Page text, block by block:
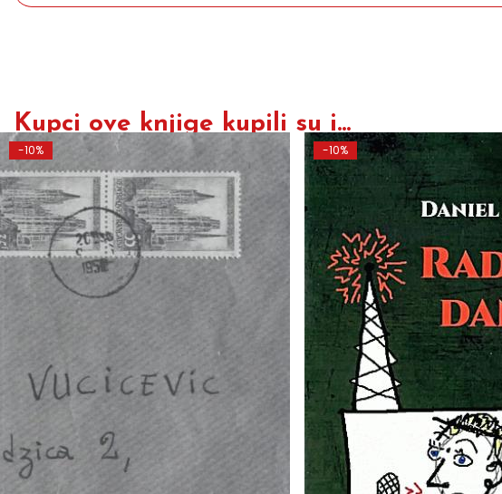
Kupci ove knjige kupili su i...
-10% -10%